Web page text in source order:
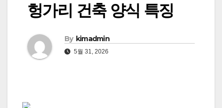
헝가리 건축 양식 특징
By kimadmin
5월 31, 2026